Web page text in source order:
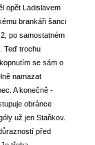
opět Ladislavem
brankáři šanci
po samostatném
Teď trochu
se sám o
namazat
A konečně -
obránce
už jen Staňkov.
před